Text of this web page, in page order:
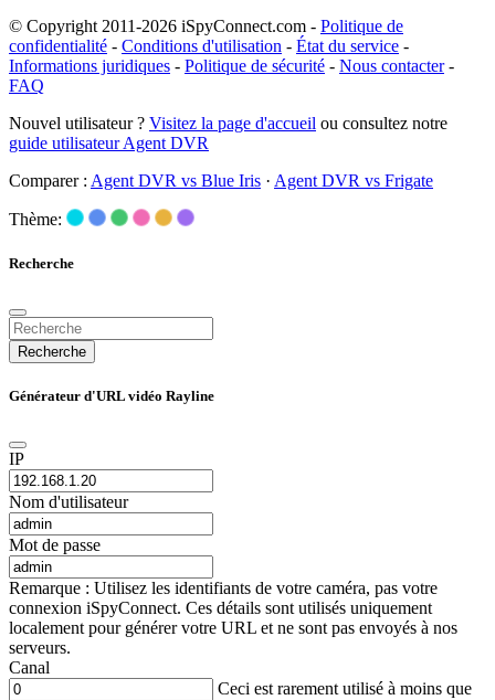
© Copyright 2011-2026 iSpyConnect.com - Politique de
confidentialité - Conditions d'utilisation - État du service -
Informations juridiques - Politique de sécurité - Nous contacter-
FAQ
Nouvel utilisateur ? Visitez la page d'accueil ou consultez notre
guide utilisateur Agent DVR
Comparer : Agent DVR vs Blue Iris · Agent DVR vs Frigate
Thème:
Recherche
Recherche
Générateur d'URL vidéo Rayline
IP
Nom d'utilisateur
Mot de passe
Remarque : Utilisez les identifiants de votre caméra, pas votre
connexion iSpyConnect. Ces détails sont utilisés uniquement
localement pour générer votre URL et ne sont pas envoyés à nos
serveurs.
Canal
Ceci est rarement utilisé à moins que